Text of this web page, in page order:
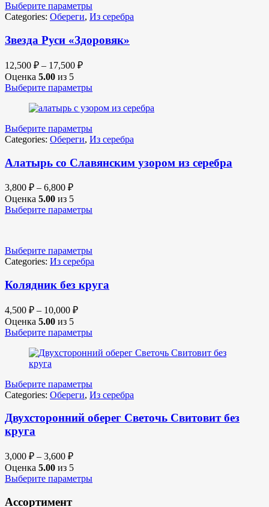
Выберите параметры
Categories: Обереги, Из серебра
Звезда Руси «Здоровяк»
12,500 ₽ – 17,500 ₽
Оценка 5.00 из 5
Выберите параметры
Выберите параметры
Categories: Обереги, Из серебра
Алатырь со Славянским узором из серебра
3,800 ₽ – 6,800 ₽
Оценка 5.00 из 5
Выберите параметры
Выберите параметры
Categories: Из серебра
Колядник без круга
4,500 ₽ – 10,000 ₽
Оценка 5.00 из 5
Выберите параметры
Выберите параметры
Categories: Обереги, Из серебра
Двухсторонний оберег Светочь Свитовит без
круга
3,000 ₽ – 3,600 ₽
Оценка 5.00 из 5
Выберите параметры
Ассортимент